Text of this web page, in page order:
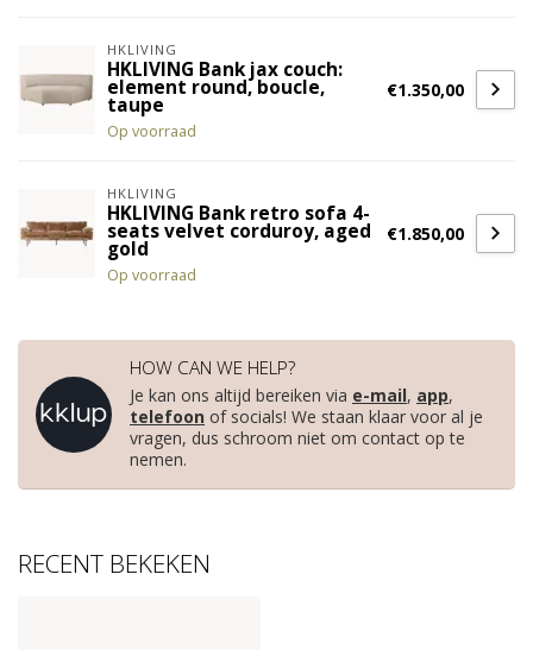
HKLIVING
HKLIVING Bank jax couch:
element round, boucle,
taupe
Op voorraad
€1.350,00
HKLIVING
HKLIVING Bank retro sofa 4-
seats velvet corduroy, aged
gold
Op voorraad
€1.850,00
HOW CAN WE HELP?
Je kan ons altijd bereiken via e-mail, app,
telefoon of socials! We staan klaar voor al je
vragen, dus schroom niet om contact op te
nemen.
RECENT BEKEKEN